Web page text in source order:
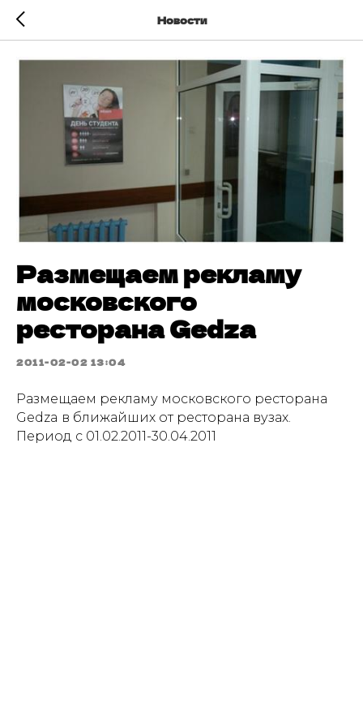
Новости
Размещаем рекламу
московского
ресторана Gedza
2011-02-02 13:04
Размещаем рекламу московского ресторана
Gedza в ближайших от ресторана вузах.
Период с 01.02.2011-30.04.2011